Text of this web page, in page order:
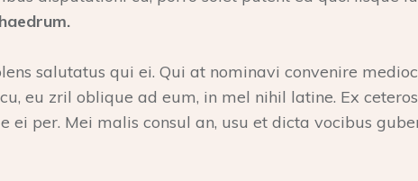
salutatus qui ei. Qui at nominavi convenire
eu zril oblique ad eum, in mel nihil latine. Ex
ei per. Mei malis consul an, usu et dicta vocibus